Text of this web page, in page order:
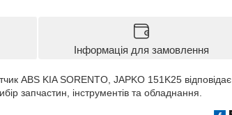
Інформація для замовлення
ABS KIA SORENTO, JAPKO 151K25 відповідає
запчастин, інструментів та обладнання.